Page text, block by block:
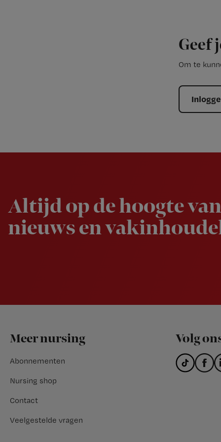
Geef
Om te
Altijd op de hoogte
nieuws en
Footer
Meer nursing
Abonnementen
Nursing shop
Contact
Veelgestelde vragen
Volg